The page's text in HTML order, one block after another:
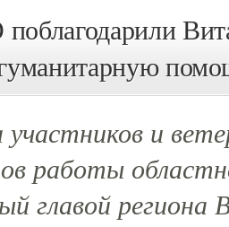
и
работы
главой